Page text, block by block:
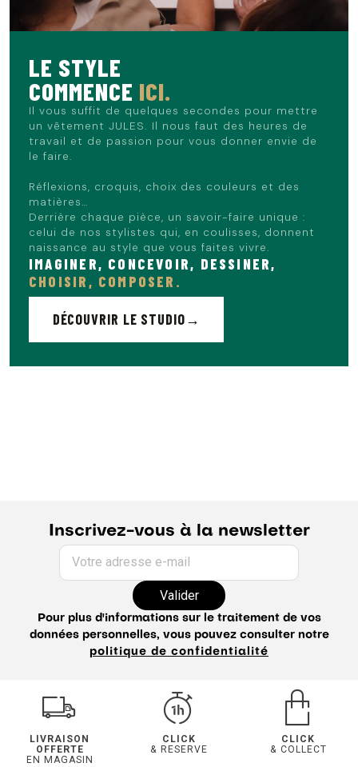
LE STYLE
COMMENCE ICI.
Il vous suffit de quelques secondes pour mettre
un vêtement JULES. Il nous faut des heures de
travail et de passion pour vous donner envie de
le faire.
Réflexions, croquis, choix des couleurs et des
matières…
Derrière chaque pièce, un savoir-faire unique :
celui de nos stylistes qui, en coulisses, donnent
naissance au style que vous faites vivre.
IMAGINER, CONCEVOIR, DESSINER,
CHOISIR, COMPOSER.
DÉCOUVRIR LE STUDIO
Inscrivez-vous à la newsletter
Votre adresse e-mail
Valider
Pour plus d'informations sur le traitement de vos
données personnelles, vous pouvez consulter notre
politique de confidentialité
LIVRAISON
OFFERTE
EN MAGASIN
CLICK
& RESERVE
CLICK
& COLLECT